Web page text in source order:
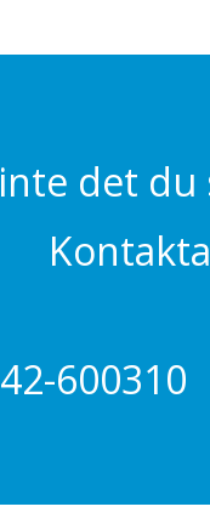
det du
600310